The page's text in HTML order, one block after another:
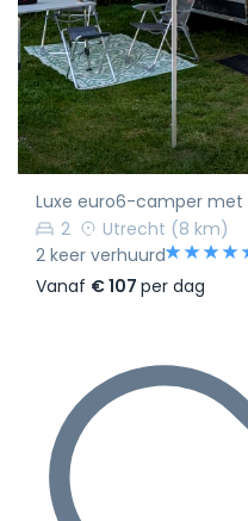
Luxe euro6-camper met
2
Utrecht (8 km)
2 keer verhuurd
Vanaf € 107 per dag